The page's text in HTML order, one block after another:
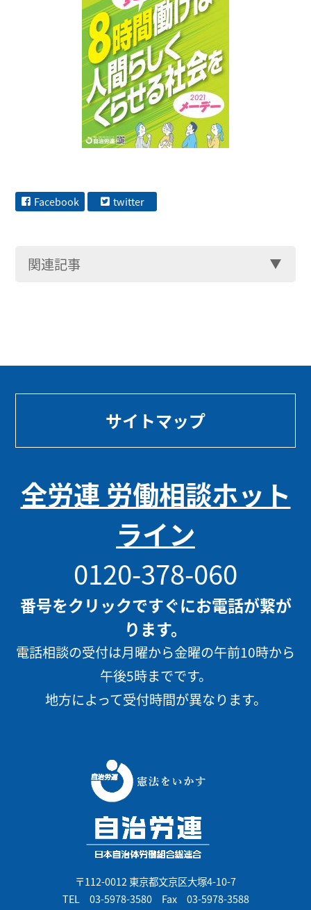
Facebook twitter
関連記事
サイトマップ
全労連 労働相談ホット
ライン
0120-378-060
番号をクリックですぐにお電話が繋が
ります。
電話相談の受付は月曜から金曜の午前10時から
午後5時までです。
地方によって受付時間が異なります。
〒112-0012 東京都文京区大塚4-10-7
TEL 03-5978-3580Fax 03-5978-3588